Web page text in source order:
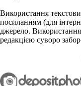
Використання
посиланням (для
джерело.
редакцією суворо